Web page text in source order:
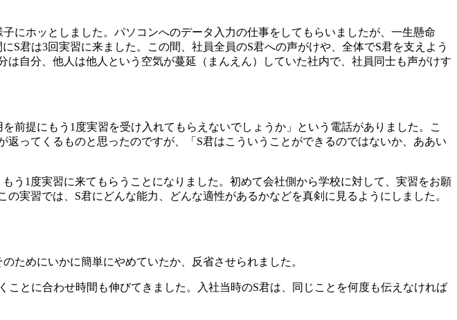
にホッとしました。パソコンへのデータ入力の仕事をしてもらいましたが、一生懸命
君は3回実習に来ました。この間、社員全員のS君への声がけや、全体でS君を支えよう
自分、他人は他人という空気が蔓延（まんえん）していた社内で、社員同士も声がけす
提にもう1度実習を受け入れてもらえないでしょうか」という電話がありました。こ
ってくるものと思ったのですが、「S君はこういうことができるのではないか、ああい
1度実習に来てもらうことになりました。初めて会社側から学校に対して、実習をお願
実習では、S君にどんな能力、どんな適性があるかなどを真剣に見るようにしました。
ためにいかに簡単にやめていたか、反省させられました。
とに合わせ時間も伸びてきました。入社当時のS君は、同じことを何度も伝えなければ